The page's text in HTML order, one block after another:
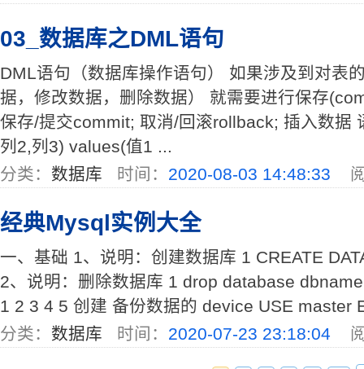
03_数据库之DML语句
DML语句（数据库操作语句） 如果涉及到对表
据，修改数据，删除数据） 就需要进行保存
保存/提交commit; 取消/回滚rollback; 插入数据
列2,列3) values(值1 ...
分类： 数据库 时间： 2020-08-03 14:48:33 阅
经典Mysql实例大全
一、基础 1、说明：创建数据库 1 CREATE
2、说明：删除数据库 1 drop database
1 2 3 4 5 创建 备份数据的 device USE master
分类： 数据库 时间： 2020-07-23 23:18:04 阅